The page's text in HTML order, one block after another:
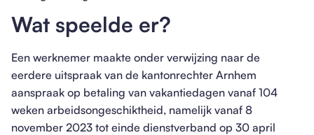
Wat speelde er?
Een werknemer maakte onder verwijzing naar de
eerdere uitspraak van de kantonrechter Arnhem
aanspraak op betaling van vakantiedagen vanaf 104
weken arbeidsongeschiktheid, namelijk vanaf 8
november 2023 tot einde dienstverband op 30 april